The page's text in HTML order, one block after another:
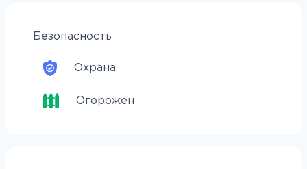
Безопасность
Охрана
Огорожен